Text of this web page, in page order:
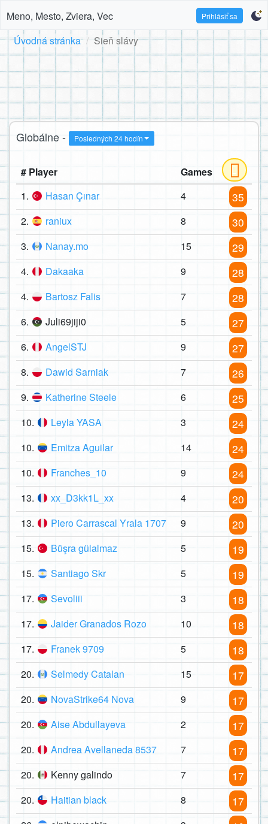
Meno, Mesto, Zviera, Vec Prihlásiť sa
Úvodná stránka Sieň slávy
Globálne - Posledných 24 hodín
# Player
Games
1.
Hasan Çınar 4 35
2. raniux 8 30
3. Nanay.mo 15 29
4. Dakaaka 9 28
4. Bartosz Falis 7 28
6. Juli69jiji0 5 27
6. AngelSTJ 9 27
8. Dawid Sarniak 7 26
9. Katherine Steele 6 25
10. Leyla YASA 3 24
10. Emitza Aguilar 14 24
10. Franches_10 9 24
13. xx_D3kk1L_xx 4 20
13. Piero Carrascal Yrala 1707 9 20
15. Büşra gülalmaz 5 19
15. Santiago Skr 5 19
17. Sevoliii 3 18
17. Jaider Granados Rozo 10 18
17. Franek 9709 5 18
20. Selmedy Catalan 15 17
20. NovaStrike64 Nova 9 17
20. Aise Abdullayeva 2 17
20. Andrea Avellaneda 8537 7 17
20. Kenny galindo 7 17
20. Haitian black 8 17